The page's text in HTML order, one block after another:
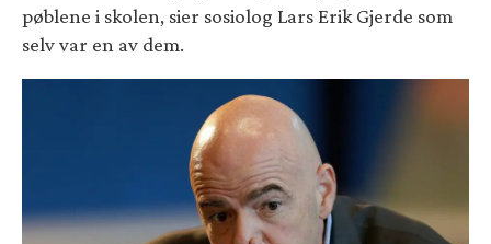
pøblene i skolen, sier sosiolog Lars Erik Gjerde som
selv var en av dem.